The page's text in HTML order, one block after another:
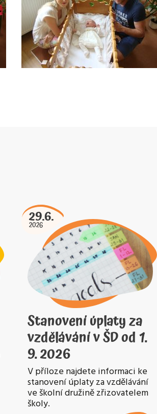
29.6.
2026
Stanovení úplaty za
vzdělávání v ŠD od 1.
9. 2026
V příloze najdete informaci ke
stanovení úplaty za vzdělávání
ve školní družině zřizovatelem
školy.